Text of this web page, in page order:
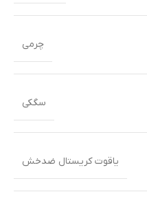
چرمی
سگکی
یاقوت کریستال ضدخش